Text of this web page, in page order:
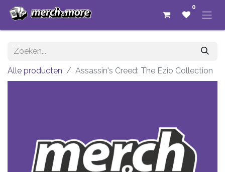
0
Alle producten Assassin's Creed: The Ezio Collection